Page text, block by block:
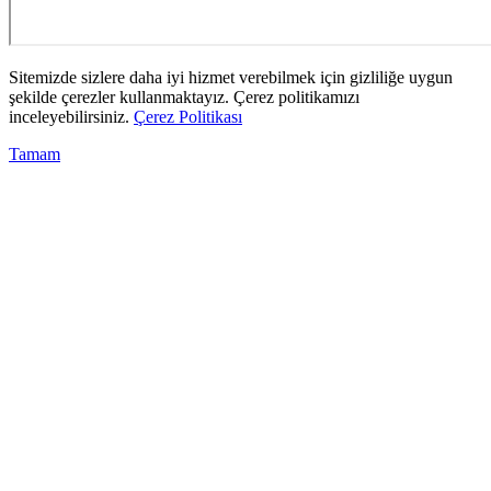
Sitemizde sizlere daha iyi hizmet verebilmek için gizliliğe uygun
şekilde çerezler kullanmaktayız. Çerez politikamızı
inceleyebilirsiniz. Çerez Politikası
Tamam